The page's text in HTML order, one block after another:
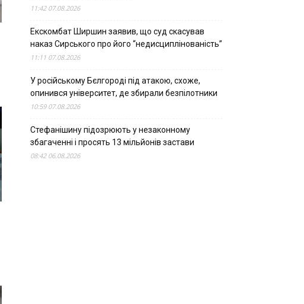
11:42 07.08.2026
Екскомбат Ширшин заявив, що суд скасував
наказ Сирського про його “недисциплінованість”
11:11 07.08.2026
У російському Бєлгороді під атакою, схоже,
опинився університет, де збирали безпілотники
10:59 07.08.2026
Стефанішину підозрюють у незаконному
збагаченні і просять 13 мільйонів застави
08:42 06.08.2026